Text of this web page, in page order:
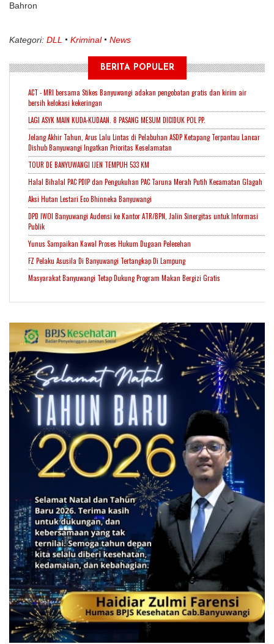
Bahron
Kategori: DLL Kriminal News
BERITA POPULER
ACT - MRI bersama Stikes Banyuwangi adakan pengobatan gratis dan kirim air
bersih kelokasi kekeringan
LAGI ASYK MAIN KUDA-KUDAAN. 8 PASANG MESUM DICIDUK POL PP.
Jelang Akhir Tahun, Arus Lalu Lintas di Pelabuhan ASDP Ketapang Terpantau Lancar
Dishub Banyuwangi Ingatkan Prioritas Keselamatan
TOUR DE BANYUWANGI IJEN TEMPUH 533 KM
Halal Bihalal PAC PDIP dan Pengukuhan PAC Taruna Merah Putih Kecamatan Glagah
Aksi Hutan Lestari Eco Bhinneka Banyuwangi
DPD IWOI Banyuwangi Audensi ke Kantor ATR/BPN, Jalin Sinergitas untuk Informasi
Publik
Yunus Sampaikan Kawal Proses Hukum Dugaan Pelecehan
FZ Pelaku Asusila Di Banyuwangi Tertangkap Di Lampung
Masyarakat Banyuwangi Tetap Dukung Program Makan Bergizi Gratis